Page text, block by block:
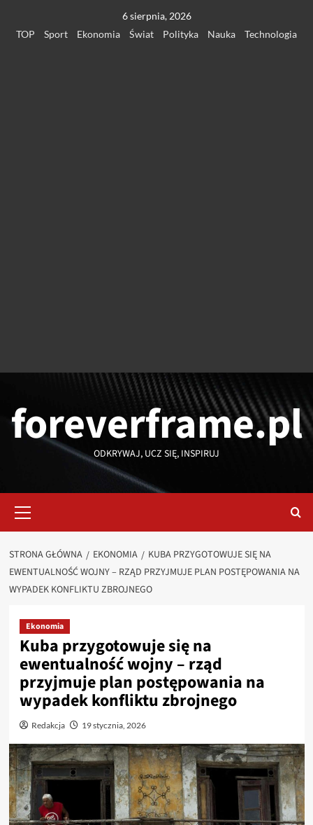
6 sierpnia, 2026
TOP
Sport Ekonomia Świat Polityka Nauka Technologia
foreverframe.pl
ODKRYWAJ, UCZ SIĘ, INSPIRUJ
główne
STRONA GŁÓWNA EKONOMIA
KUBA PRZYGOTOWUJE SIĘ NA
EWENTUALNOŚĆ WOJNY – RZĄD PRZYJMUJE PLAN POSTĘPOWANIA NA
WYPADEK KONFLIKTU ZBROJNEGO
Ekonomia
Kuba przygotowuje się na
ewentualność wojny – rząd
przyjmuje plan postępowania na
wypadek konfliktu zbrojnego
Redakcja 19 stycznia, 2026